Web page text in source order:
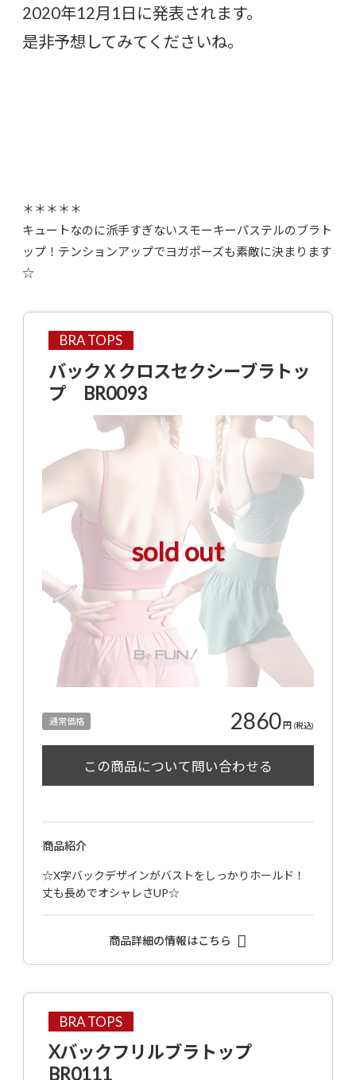
2020年12月1日に発表されます。
是非予想してみてくださいね。
＊＊＊＊＊
キュートなのに派手すぎないスモーキーパステルのブラト
ップ！テンションアップでヨガポーズも素敵に決まります
☆
BRA TOPS
バックＸクロスセクシーブラトッ
プ BR0093
sold out
通常価格 2860円 (税込)
商品紹介
☆X字バックデザインがバストをしっかりホールド！
丈も長めでオシャレさUP☆
商品詳細の情報はこちら
BRA TOPS
Xバックフリルブラトップ
BR0111